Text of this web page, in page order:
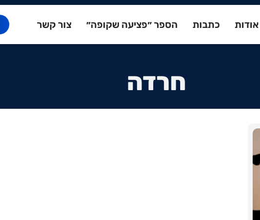
אודות כתבות הספר ״פציעה שקופה״ צור קשר
חרדה